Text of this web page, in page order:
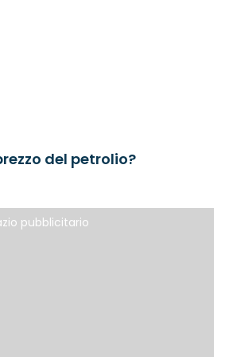
del petrolio?
pubblicitario